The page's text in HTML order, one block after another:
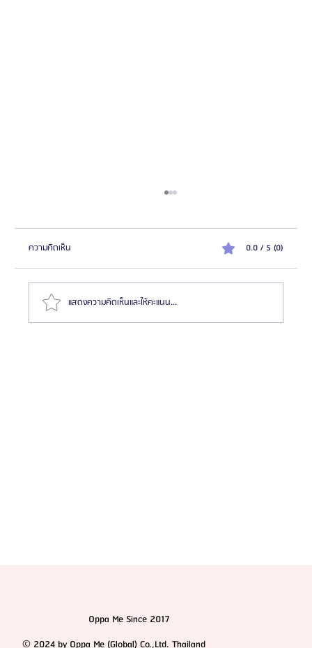
ความคิดเห็น 0.0 / 5 (0)
แสดงความคิดเห็นและให้คะแนน...
Oppa Me Since 2017
© 2024 by Oppa Me (Global) Co.,Ltd. Thailand